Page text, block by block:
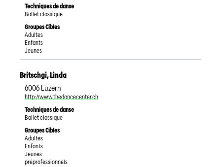
Techniques de danse
Ballet classique
Groupes Cibles
Adultes
Enfants
Jeunes
Britschgi,Linda
6006 Luzern
http://www.thedancecenter.ch
Techniques de danse
Ballet classique
Groupes Cibles
Adultes
Enfants
Jeunes
préprofessionnels